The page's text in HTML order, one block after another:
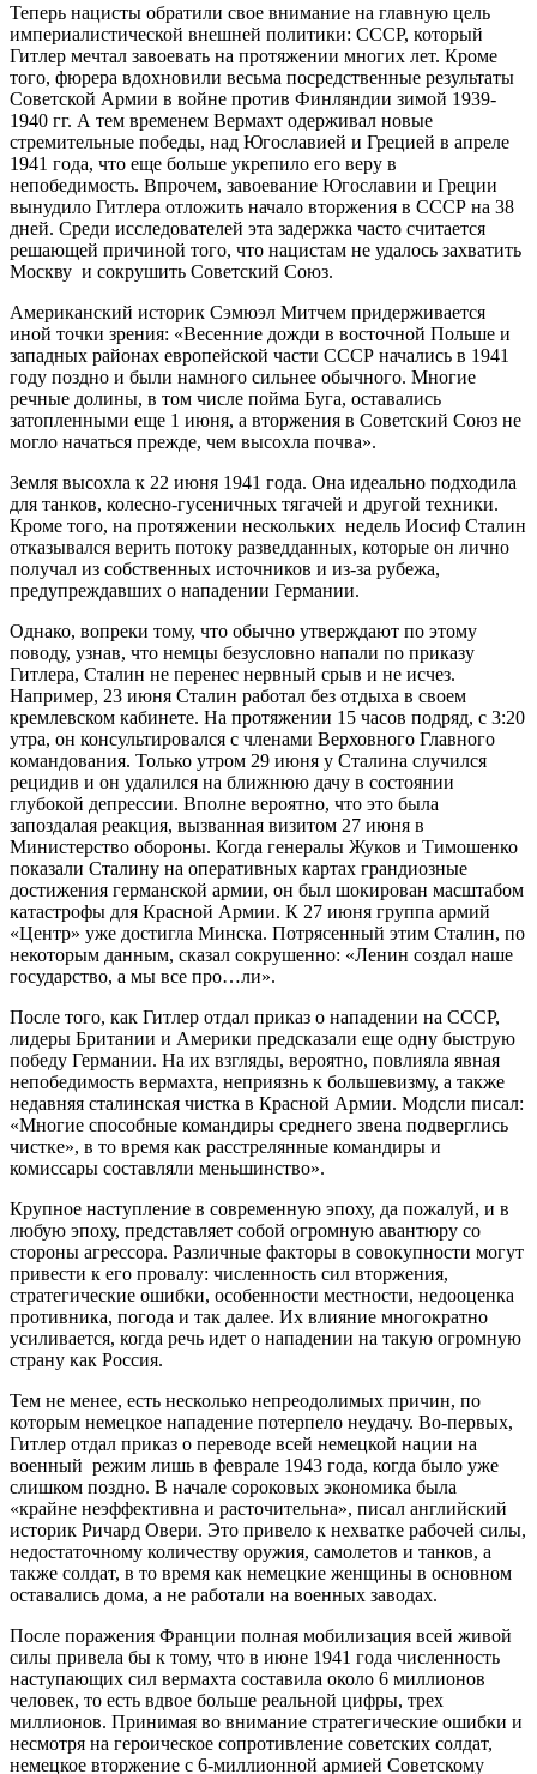
Теперь нацисты обратили свое внимание на главную цель
империалистической внешней политики: СССР, который
Гитлер мечтал завоевать на протяжении многих лет. Кроме
того, фюрера вдохновили весьма посредственные результаты
Советской Армии в войне против Финляндии зимой 1939-
1940 гг. А тем временем Вермахт одерживал новые
стремительные победы, над Югославией и Грецией в апреле
1941 года, что еще больше укрепило его веру в
непобедимость. Впрочем, завоевание Югославии и Греции
вынудило Гитлера отложить начало вторжения в СССР на 38
дней. Среди исследователей эта задержка часто считается
решающей причиной того, что нацистам не удалось захватить
Москву и сокрушить Советский Союз.
Американский историк Сэмюэл Митчем придерживается
иной точки зрения: «Весенние дожди в восточной Польше и
западных районах европейской части СССР начались в 1941
году поздно и были намного сильнее обычного. Многие
речные долины, в том числе пойма Буга, оставались
затопленными еще 1 июня, а вторжения в Советский Союз не
могло начаться прежде, чем высохла почва».
Земля высохла к 22 июня 1941 года. Она идеально подходила
для танков, колесно-гусеничных тягачей и другой техники.
Кроме того, на протяжении нескольких недель Иосиф Сталин
отказывался верить потоку разведданных, которые он лично
получал из собственных источников и из-за рубежа,
предупреждавших о нападении Германии.
Однако, вопреки тому, что обычно утверждают по этому
поводу, узнав, что немцы безусловно напали по приказу
Гитлера, Сталин не перенес нервный срыв и не исчез.
Например, 23 июня Сталин работал без отдыха в своем
кремлевском кабинете. На протяжении 15 часов подряд, с 3:20
утра, он консультировался с членами Верховного Главного
командования. Только утром 29 июня у Сталина случился
рецидив и он удалился на ближнюю дачу в состоянии
глубокой депрессии. Вполне вероятно, что это была
запоздалая реакция, вызванная визитом 27 июня в
Министерство обороны. Когда генералы Жуков и Тимошенко
показали Сталину на оперативных картах грандиозные
достижения германской армии, он был шокирован масштабом
катастрофы для Красной Армии. К 27 июня группа армий
«Центр» уже достигла Минска. Потрясенный этим Сталин, по
некоторым данным, сказал сокрушенно: «Ленин создал наше
государство, а мы все про…ли».
После того, как Гитлер отдал приказ о нападении на СССР,
лидеры Британии и Америки предсказали еще одну быструю
победу Германии. На их взгляды, вероятно, повлияла явная
непобедимость вермахта, неприязнь к большевизму, а также
недавняя сталинская чистка в Красной Армии. Модсли писал:
«Многие способные командиры среднего звена подверглись
чистке», в то время как расстрелянные командиры и
комиссары составляли меньшинство».
Крупное наступление в современную эпоху, да пожалуй, и в
любую эпоху, представляет собой огромную авантюру со
стороны агрессора. Различные факторы в совокупности могут
привести к его провалу: численность сил вторжения,
стратегические ошибки, особенности местности, недооценка
противника, погода и так далее. Их влияние многократно
усиливается, когда речь идет о нападении на такую огромную
страну как Россия.
Тем не менее, есть несколько непреодолимых причин, по
которым немецкое нападение потерпело неудачу. Во-первых,
Гитлер отдал приказ о переводе всей немецкой нации на
военный режим лишь в феврале 1943 года, когда было уже
слишком поздно. В начале сороковых экономика была
«крайне неэффективна и расточительна», писал английский
историк Ричард Овери. Это привело к нехватке рабочей силы,
недостаточному количеству оружия, самолетов и танков, а
также солдат, в то время как немецкие женщины в основном
оставались дома, а не работали на военных заводах.
После поражения Франции полная мобилизация всей живой
силы привела бы к тому, что в июне 1941 года численность
наступающих сил вермахта составила около 6 миллионов
человек, то есть вдвое больше реальной цифры, трех
миллионов. Принимая во внимание стратегические ошибки и
несмотря на героическое сопротивление советских солдат,
немецкое вторжение с 6-миллионной армией Советскому